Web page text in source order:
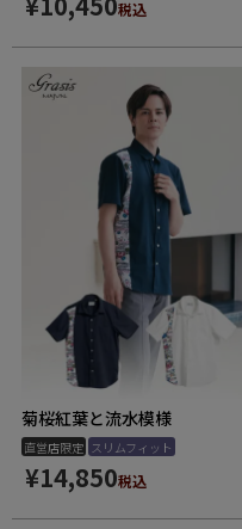
税込
菊桜紅葉と流水模様
直営店限定 スリムフィット
¥14,850税込